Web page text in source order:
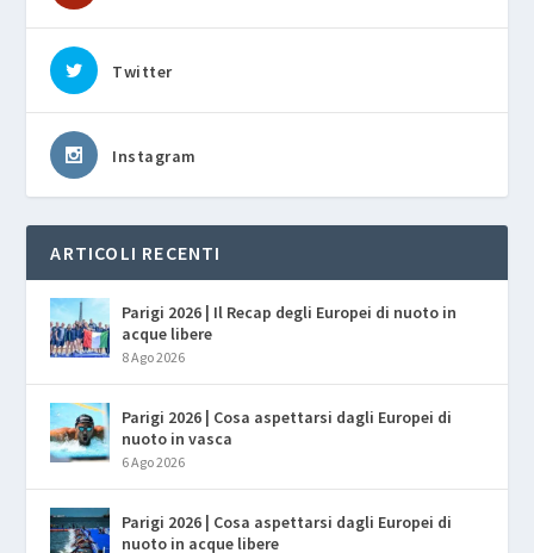
Twitter
Instagram
ARTICOLI RECENTI
Parigi 2026 | Il Recap degli Europei di nuoto in
acque libere
8 Ago 2026
Parigi 2026 | Cosa aspettarsi dagli Europei di
nuoto in vasca
6 Ago 2026
Parigi 2026 | Cosa aspettarsi dagli Europei di
nuoto in acque libere